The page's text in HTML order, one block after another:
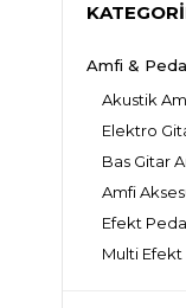
Amfi &
Akustik
Elektro
Bas Gitar
Amfi
Efekt
Multi Efekt